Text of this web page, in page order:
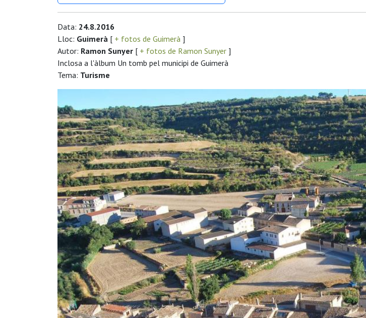
Data: 24.8.2016
Lloc: Guimerà [ + fotos de Guimerà ]
Autor: Ramon Sunyer [ + fotos de Ramon Sunyer ]
Inclosa a l'àlbum Un tomb pel municipi de Guimerà
Tema: Turisme